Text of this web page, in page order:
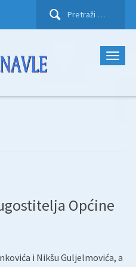
Pretraži:
Općine
i Nikšu Guljelmovića, a